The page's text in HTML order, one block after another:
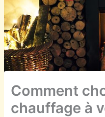
Comment
chauffage à